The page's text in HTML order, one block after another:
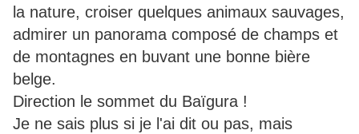
la nature, croiser quelques animaux sauvages,
admirer un panorama composé de champs et
de montagnes en buvant une bonne bière
belge.
Direction le sommet du Baïgura !
Je ne sais plus si je l'ai dit ou pas, mais